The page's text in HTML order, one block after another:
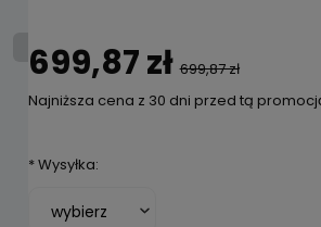
699,87 zł 699,87 zł
Najniższa cena z 30 dni przed tą
*Wysyłka: